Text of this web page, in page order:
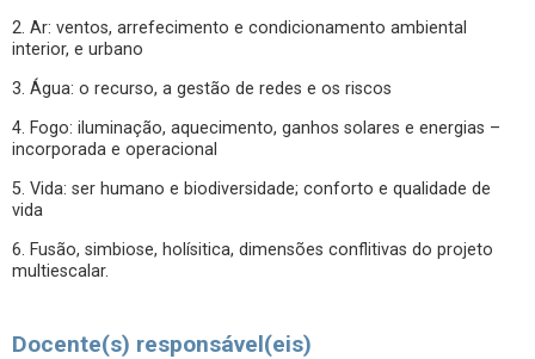
2. Ar: ventos, arrefecimento e condicionamento ambiental
interior, e urbano
3. Água: o recurso, a gestão de redes e os riscos
4. Fogo: iluminação, aquecimento, ganhos solares e energias –
incorporada e operacional
5. Vida: ser humano e biodiversidade; conforto e qualidade de
vida
6. Fusão, simbiose, holísitica, dimensões conflitivas do projeto
multiescalar.
Docente(s) responsável(eis)